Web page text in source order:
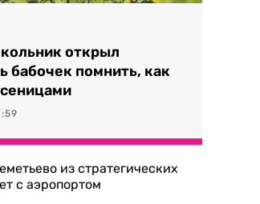
открыл
бабочек помнить, как
из стратегических
с аэропортом